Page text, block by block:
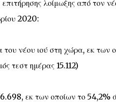
επιτήρησης λοίμωξης από τον
2020:
νέου ιού στη χώρα, εκ των
τεστ ημέρας 15.112)
εκ των οποίων το 54,2%